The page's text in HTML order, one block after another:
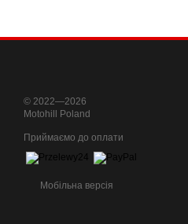
© 2022—2026
Motohill Poland
Приймаємо до оплати
Мобільна версія